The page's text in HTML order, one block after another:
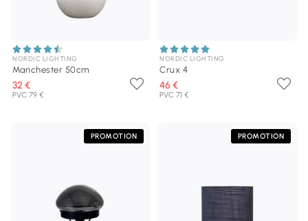
NORDIC LIGHTING
Manchester 50cm
32 €
PVC 79 €
NORDIC LIGHTING
Crux 4
46 €
PVC 71 €
PROMOTION PROMOTION